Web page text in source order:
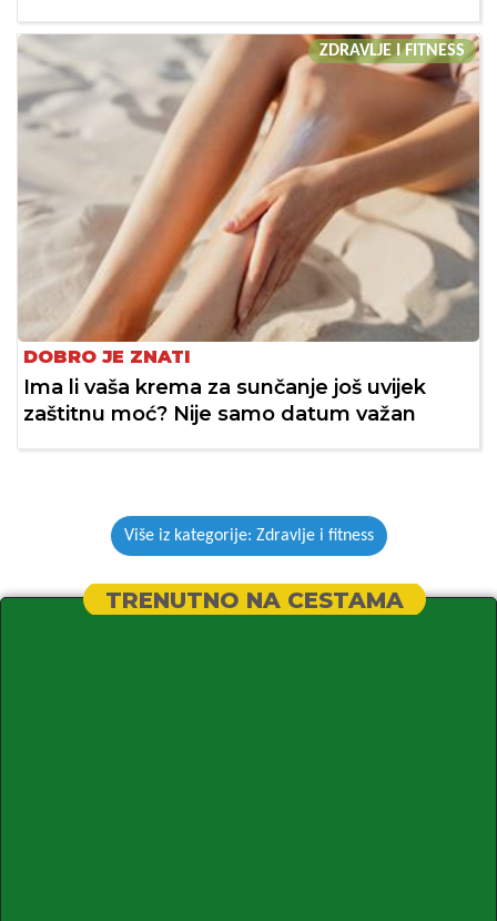
ZDRAVLJE I FITNESS
DOBRO JE ZNATI
Ima li vaša krema za sunčanje još uvijek
zaštitnu moć? Nije samo datum važan
Više iz kategorije: Zdravlje i fitness
TRENUTNO NA CESTAMA